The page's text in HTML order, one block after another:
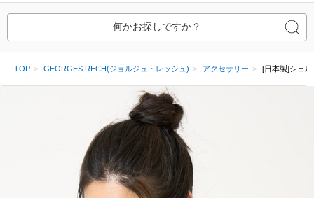
何かお探しですか？
TOP GEORGES RECH(ジョルジュ・レッシュ) アクセサリー [日本製]シェ